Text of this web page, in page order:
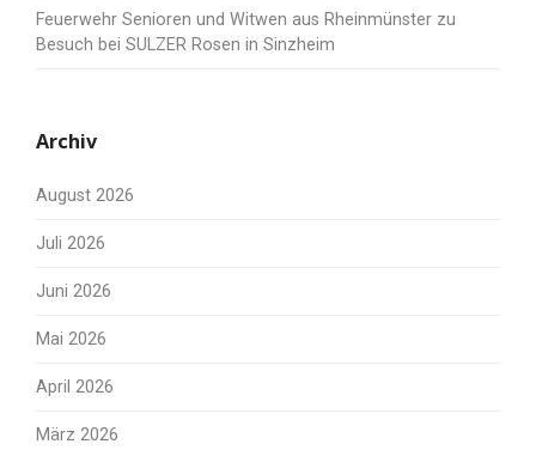
Feuerwehr Senioren und Witwen aus Rheinmünster zu
Besuch bei SULZER Rosen in Sinzheim
Archiv
August 2026
Juli 2026
Juni 2026
Mai 2026
April 2026
März 2026